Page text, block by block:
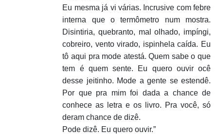
Eu mesma já vi várias. Incrusive com febre
interna que o termômetro num mostra.
Disintiria, quebranto, mal olhado, impíngi,
cobreiro, vento virado, ispinhela caída. Eu
tô aqui pra mode atestá. Quem sabe o que
tem é quem sente. Eu quero ouvir ocê
desse jeitinho. Mode a gente se estendê.
Por que pra mim foi dada a chance de
conhece as letra e os livro. Pra você, só
deram chance de dizê.
Pode dizê. Eu quero ouvir.”